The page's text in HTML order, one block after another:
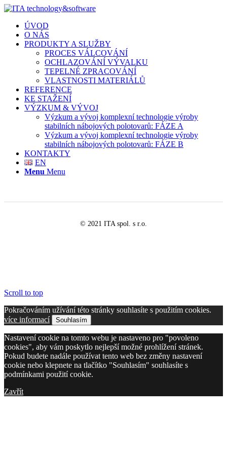
ÚVOD
O NÁS
PRODUKTY A SLUŽBY
PROCES VÁLCOVÁNÍ
OCHLAZOVÁNÍ VÝVALKU
TEPELNÉ ZPRACOVÁNÍ
VLASTNOSTI MATERIÁLŮ
REFERENCE
KE STAŽENÍ
VÝZKUM & VÝVOJ
Výzkum a vývoj komplexní technologie výroby
stabilních nábojových polotovarů: FÁZE A
Výzkum a vývoj komplexní technologie výroby
stabilních nábojových polotovarů: FÁZE B
KONTAKTY
EN
Menu Menu
© 2021 ITA spol. s r.o.
Scroll to top
Pokračováním užívání této stránky souhlasíte s použitím cookies.
více informací
Souhlasím
Nastavení cookie na tomto webu je nastaveno pro "povoleno
cookies", aby vám poskytlo nejlepší možné prohlížení stránek.
Pokud budete nadále používat tento web bez změny nastavení
cookie nebo klepnete na tlačítko "Souhlasím" souhlasíte s
podmínkami použití cookie.
Zavřít